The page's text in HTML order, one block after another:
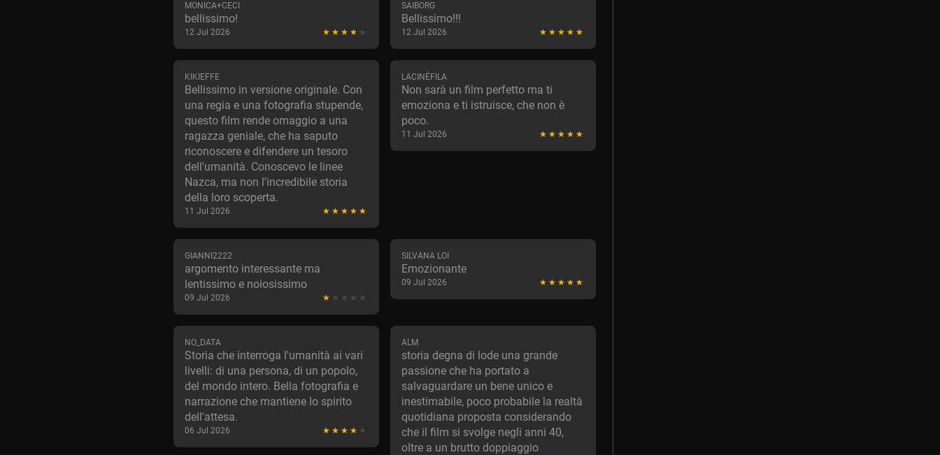
MONICA+CECI
bellissimo!
12 Jul 2026
SAIBORG
Bellissimo!!!
12 Jul 2026
KIKIEFFE
Bellissimo in versione originale. Con
una regia e una fotografia stupende,
questo film rende omaggio a una
ragazza geniale, che ha saputo
riconoscere e difendere un tesoro
dell'umanità. Conoscevo le linee
Nazca, ma non l'incredibile storia
della loro scoperta.
11 Jul 2026
LACINÉFILA
Non sarà un film perfetto ma ti
emoziona e ti istruisce, che non è
poco.
11 Jul 2026
GIANNI2222
argomento interessante ma
lentissimo e noiosissimo
09 Jul 2026
SILVANA LOI
Emozionante
09 Jul 2026
NO_DATA
Storia che interroga l'umanità ai vari
livelli: di una persona, di un popolo,
del mondo intero. Bella fotografia e
narrazione che mantiene lo spirito
dell'attesa.
06 Jul 2026
ALM
storia degna di lode una grande
passione che ha portato a
salvaguardare un bene unico e
inestimabile, poco probabile la realtà
quotidiana proposta considerando
che il film si svolge negli anni 40,
oltre a un brutto doppiaggio